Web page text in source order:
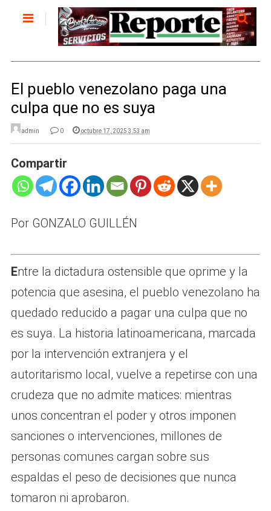
El pueblo venezolano paga una
culpa que no es suya
admin 0 octubre 17, 2025 3:53 am
Compartir
Por GONZALO GUILLÉN
Entre la dictadura ostensible que oprime y la
potencia que asesina, el pueblo venezolano ha
quedado reducido a pagar una culpa que no
es suya. La historia latinoamericana, marcada
por la intervención extranjera y el
autoritarismo local, vuelve a repetirse con una
crudeza que no admite matices: mientras
unos concentran el poder y otros imponen
sanciones o intervenciones, millones de
personas comunes cargan sobre sus
espaldas el peso de decisiones que nunca
tomaron ni aprobaron.